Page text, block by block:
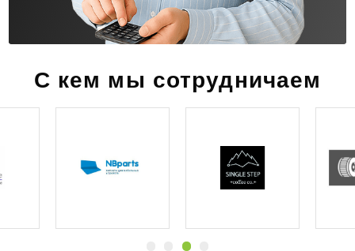
С кем мы сотрудничаем